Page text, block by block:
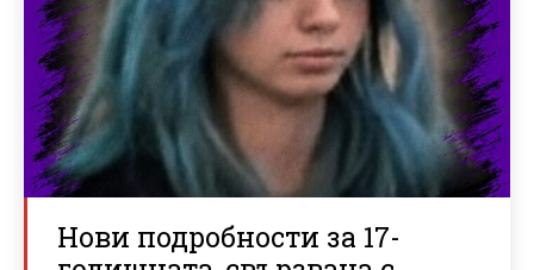
Нови подробности за 17-